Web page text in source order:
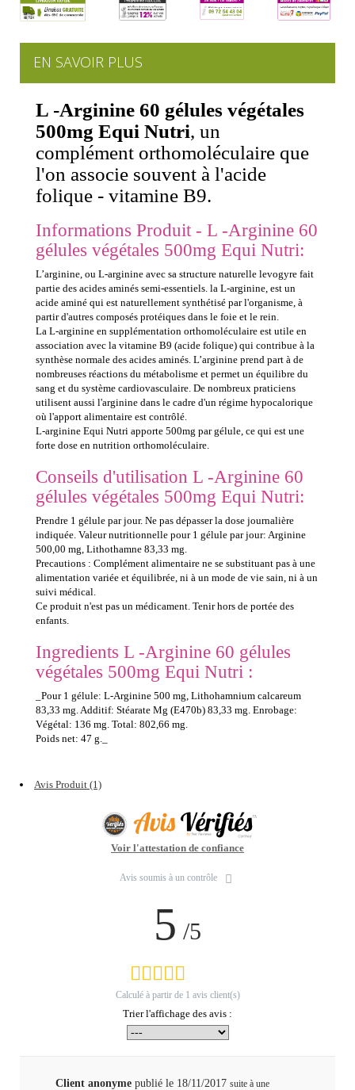
EN SAVOIR PLUS
L -Arginine 60 gélules végétales
500mg Equi Nutri, un
complément orthomoléculaire que
l'on associe souvent à l'acide
folique - vitamine B9.
Informations Produit - L -Arginine 60
gélules végétales 500mg Equi Nutri:
L’arginine, ou L-arginine avec sa structure naturelle levogyre fait
partie des acides aminés semi-essentiels. la L-arginine, est un
acide aminé qui est naturellement synthétisé par l'organisme, à
partir d'autres composés protéiques dans le foie et le rein.
La L-arginine en supplémentation orthomoléculaire est utile en
association avec la vitamine B9 (acide folique) qui contribue à la
synthèse normale des acides aminés. L’arginine prend part à de
nombreuses réactions du métabolisme et permet un équilibre du
sang et du système cardiovasculaire. De nombreux praticiens
utilisent aussi l'arginine dans le cadre d'un régime hypocalorique
où l'apport alimentaire est contrôlé.
L-arginine Equi Nutri apporte 500mg par gélule, ce qui est une
forte dose en nutrition orthomoléculaire.
Conseils d'utilisation L -Arginine 60
gélules végétales 500mg Equi Nutri:
Prendre 1 gélule par jour. Ne pas dépasser la dose journalière
indiquée. Valeur nutritionnelle pour 1 gélule par jour: Arginine
500,00 mg, Lithothamne 83,33 mg.
Precautions : Complément alimentaire ne se substituant pas à une
alimentation variée et équilibrée, ni à un mode de vie sain, ni à un
suivi médical.
Ce produit n'est pas un médicament. Tenir hors de portée des
enfants.
Ingredients L -Arginine 60 gélules
végétales 500mg Equi Nutri :
_Pour 1 gélule: L-Arginine 500 mg, Lithohamnium calcareum
83,33 mg. Additif: Stéarate Mg (E470b) 83,33 mg. Enrobage:
Végétal: 136 mg. Total: 802,66 mg.
Poids net: 47 g._
Avis Produit (1)
Voir l'attestation de confiance
Avis soumis à un contrôle
5 /5
Calculé à partir de 1 avis client(s)
Trier l'affichage des avis :
Client anonyme publié le 18/11/2017 suite à une